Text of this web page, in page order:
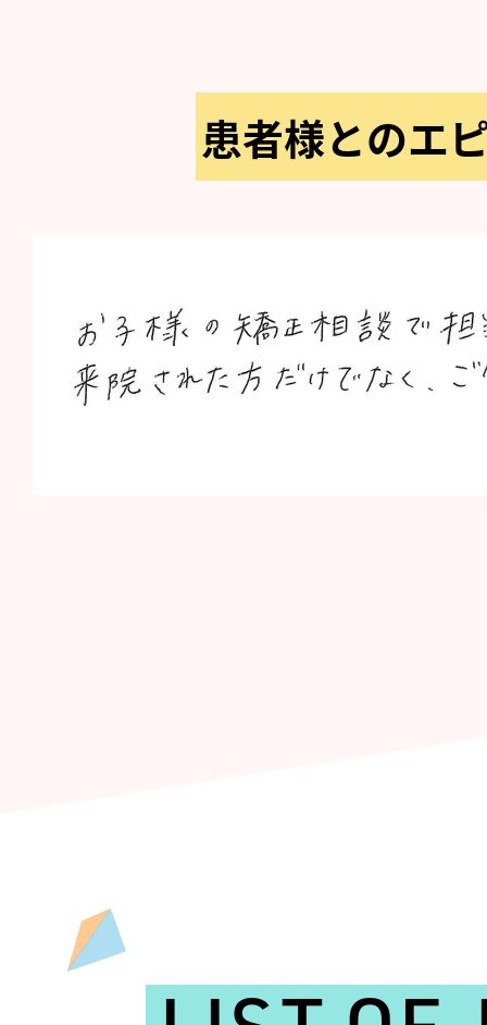
患者様とのエ